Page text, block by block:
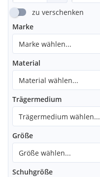
zu verschenken
Marke
Marke wählen...
Material
Material wählen...
Trägermedium
Trägermedium wählen...
Größe
Größe wählen...
Schuhgröße